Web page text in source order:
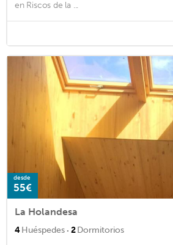
en Riscos de la ...
desde
55€
La Holandesa
4Huéspedes · 2Dormitorios